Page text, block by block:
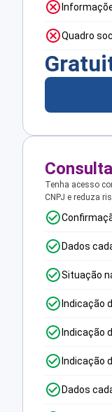
Quadro
Tenha acesso
CNPJ e reduza
Dados
Situação
Indicação
Indicação
Indicação
Dados